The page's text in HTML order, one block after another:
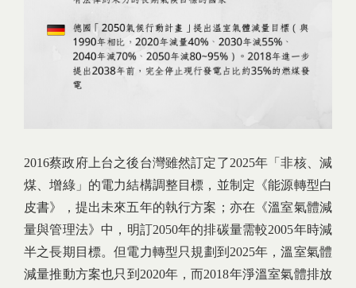
2016蔡政府上台之後台灣雖然訂定了2025年「非核、減
煤、增綠」的電力結構調整目標，並制定《能源轉型白
皮書》，提出未來五年的執行方案；亦在《溫室氣體減
量與管理法》中，明訂2050年的排碳量需較2005年時減
半之長期目標。但電力轉型只規劃到2025年，溫室氣體
減量推動方案也只到2020年，而2018年淨溫室氣體排放